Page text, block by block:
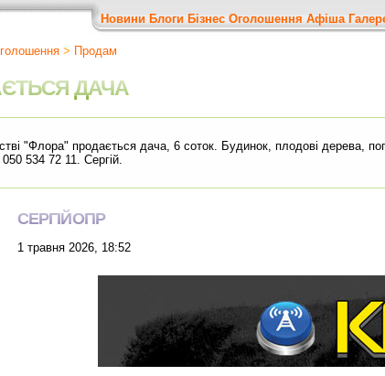
Новини Блоги Бізнес Оголошення Афіша
> Продам
ДАЧА
"Флора" продається дача, 6 соток. Будинок, плодові дерева,
534 72 11. Сергій.
СЕРГІЙОПР
1 травня 2026, 18:52